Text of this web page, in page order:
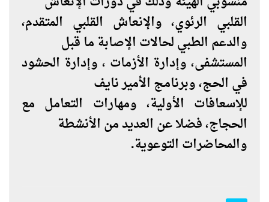
القلبي الرئوي، والإنعاش القلبي المتقدم،
والدعم الطبي لحالات الإصابة ما قبل
المستشفى، وإدارة الأزمات ، وإدارة الحشود
في الحج، وبرنامج الأمير نايف
للإسعافات الأولية، ومهارات التعامل مع
الحجاج، فضلا عن العديد من الأنشطة
والمحاضرات التوعوية.